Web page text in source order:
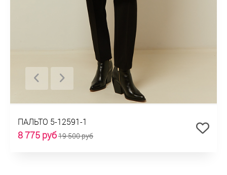
ПАЛЬТО 5-12591-1
8 775 руб19 500 руб